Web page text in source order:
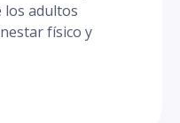
los adultos
físico y